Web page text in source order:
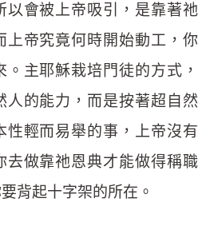
以會被上帝吸引，是靠著祂
上帝究竟何時開始動工，你
主耶穌栽培門徒的方式，
人的能力，而是按著超自然
性輕而易舉的事，上帝沒有
去做靠祂恩典才能做得稱職
背起十字架的所在。